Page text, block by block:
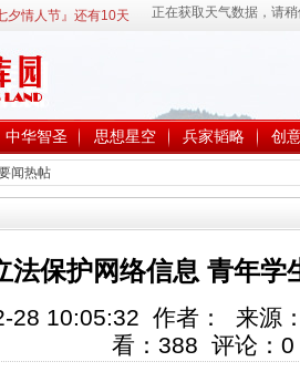
夕情人节』还有10天
中华智圣 思想星空 兵家韬略 创
闻热帖
法保护网络信息 青年学
28 10:05:32 作者： 来源
看： 388 评论： 0